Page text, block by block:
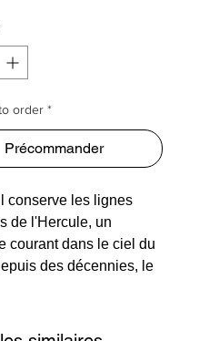
order *
Précommander
conserve les lignes
de l'Hercule, un
courant dans le ciel du
des décennies, le
l'utilisation de deux